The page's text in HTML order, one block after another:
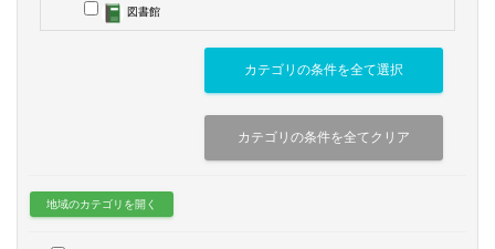
図書館
地域のカテゴリを開く